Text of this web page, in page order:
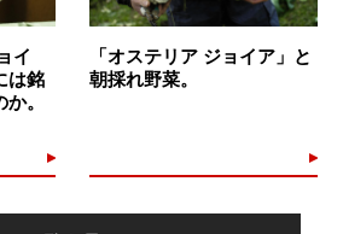
イ
は銘
。
「オステリア ジョイア」と
朝採れ野菜。